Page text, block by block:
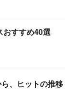
おすすめ40選
、ヒットの推移